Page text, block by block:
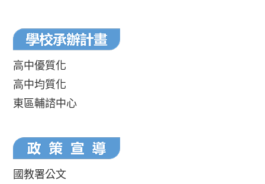
高中優質化
高中均質化
東區輔諮中心
國教署公文